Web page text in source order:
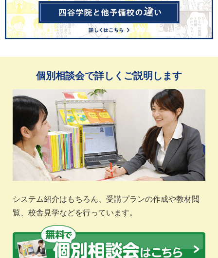
個別相談会で詳しくご説明します
システム紹介はもちろん、受講プランの作成や教材閲
覧、校舎見学などを行っています。